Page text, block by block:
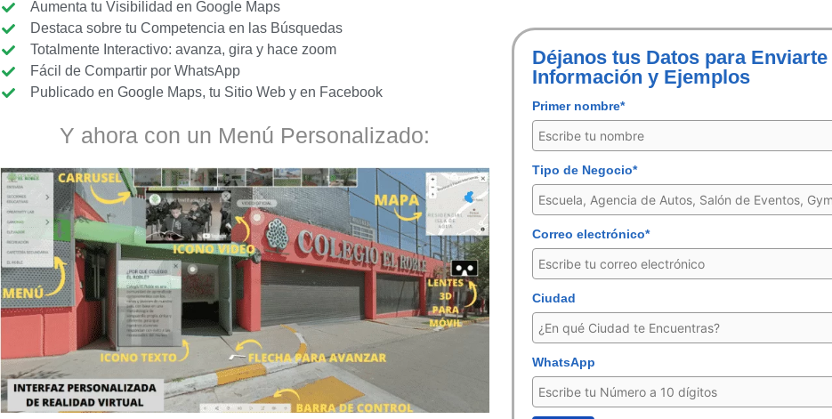
Aumenta tu Visibilidad en Google Maps
Destaca sobre tu Competencia en las Búsquedas
Totalmente Interactivo: avanza, gira y hace zoom
Fácil de Compartir por WhatsApp
Publicado en Google Maps, tu Sitio Web y en Facebook
Y ahora con un Menú Personalizado:
Déjanos tus Datos para
Información y Ejemplos
Primer nombre*
Tipo de Negocio*
Correo electrónico*
Ciudad
WhatsApp